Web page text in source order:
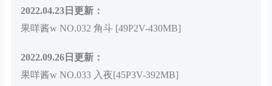
2022.04.23日更新：
果咩酱w NO.032 角斗 [49P2V-430MB]
2022.09.26日更新：
果咩酱w NO.033 入夜[45P3V-392MB]